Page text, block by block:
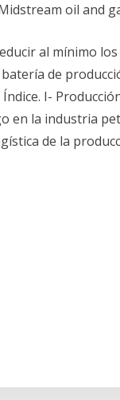
oil and
al mínimo
de
I-
en la industria
de la